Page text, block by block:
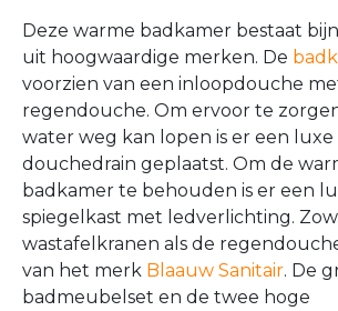
Deze warme badkamer bestaat
uit hoogwaardige merken. De
voorzien van een inloopdouche
regendouche. Om ervoor te
water weg kan lopen is er een luxe
douchedrain geplaatst. Om de
badkamer te behouden is er een
spiegelkast met ledverlichting.
wastafelkranen als de
van het merk Blaauw Sanitair. De
badmeubelset en de twee hoge